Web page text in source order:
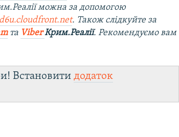
можна за допомогою
. Також слідкуйте за
та ViberКрим.Реалії. Рекомендуємо вам
Встановитидодаток